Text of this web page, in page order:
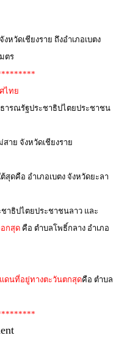
หวัดเชียงราย ถึงอำเภอเบตง
ตร
ไทย
ารณรัฐประชาธิปไตยประชาชน
าย จังหวัดเชียงราย
ดคือ อำเภอเบตง จังหวัดยะลา
าธิปไตยประชาชนลาว และ
กสุดคือ ตำบลโพธิ์กลาง อำเภอ
ดนที่อยู่ทางตะวันตกสุดคือ ตำบล